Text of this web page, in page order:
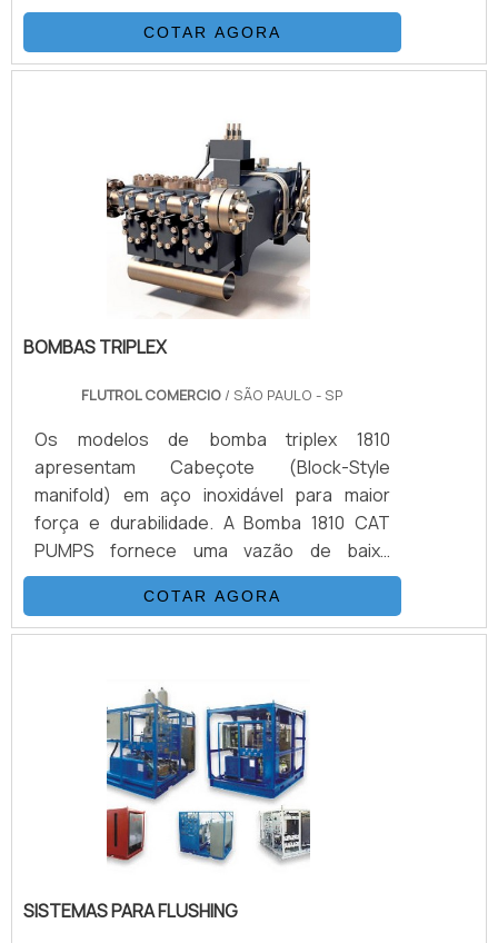
Hidropneumática Haskel, kit de preparação
de ar, conjunto de filtros, válvulas, skid
tubular carbono ou inox, ou tanque
PRODUTOOs equipamentos têm inúmeras
vantagens em relação às bombas
convencionais, podendo aumentar a
velocidade do teste sem perda na
COTAR AGORA
BOMBAS TRIPLEX
FLUTROL COMERCIO / SÃO PAULO - SP
Os modelos de bomba triplex 1810
apresentam Cabeçote (Block-Style
manifold) em aço inoxidável para maior
força e durabilidade. A Bomba 1810 CAT
PUMPS fornece uma vazão de baixa
pulsação de 11,4 litros por minuto a 10.000
psi. É possível verificar quais as aplicações
do produto: Teste Hidrostático Injeção
Alta Pressão Prevenção de Blow Off de
BOP Demolição de Concreto.DETALHES
BÁSICAS SOBRE O PRODUTOA função de
uma bomba é converter energia mecânica .
COTAR AGORA
SISTEMAS PARA FLUSHING